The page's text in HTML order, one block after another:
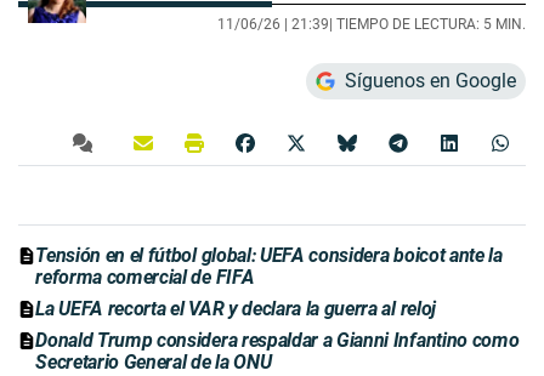
11/06/26 | 21:39 | TIEMPO DE LECTURA: 5 MIN.
Síguenos en Google
Tensión en el fútbol global: UEFA considera boicot ante la
reforma comercial de FIFA
La UEFA recorta el VAR y declara la guerra al reloj
Donald Trump considera respaldar a Gianni Infantino como
Secretario General de la ONU